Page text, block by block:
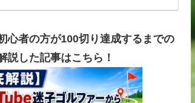
心者の方が100切り達成するまでの
説した記事はこちら！